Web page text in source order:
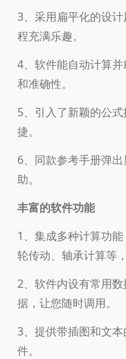
3、采用扁平化的设
程充满乐趣。
4、软件能自动计算
和准确性。
5、引入了新颖的公
捷。
6、同款参考手册弹
助。
丰富的软件功能
1、集成多种计算功
轮传动、轴承计算等
2、软件内设有常用
据，让您随时调用。
3、提供带插图和文
件。